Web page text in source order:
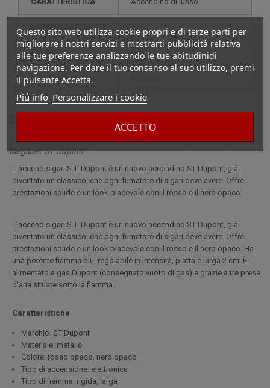
Questo sito web utilizza cookie propri e di terze parti per
migliorare i nostri servizi e mostrarti pubblicità relativa
alle tue preferenze analizzando le tue abitudinidi
navigazione. Per dare il tuo consenso al suo utilizzo, premi
il pulsante Accetta.
Piú info Personalizzare i cookie
ACCETTO
NUMERO DI FIAMME 1
RICARICA gas
MODELLO
Descrizione completa per Accendino totale Rosso e nero opaco
MegaJet ST Dupont
L'accendisigari S.T. Dupont è un nuovo accendino ST Dupont, già
diventato un classico, che ogni fumatore di sigari deve avere. Offre
prestazioni solide e un look piacevole con il rosso e il nero opaco.
L'accendisigari S.T. Dupont è un nuovo accendino ST Dupont, già
diventato un classico, che ogni fumatore di sigari deve avere. Offre
prestazioni solide e un look piacevole con il rosso e il nero opaco. Ha
una potente fiamma blu, regolabile in intensità, piatta e larga 2 cm! È
alimentato a gas Dupont (consegnato vuoto di gas) e grazie a tre prese
d'aria situate sotto la fiamma.
Caratteristiche
Marchio: ST Dupont
Materiale: metallo
Colore: rosso opaco, nero opaco
Tipo di accensione: elettronica
Tipo di fiamma: rigida, larga